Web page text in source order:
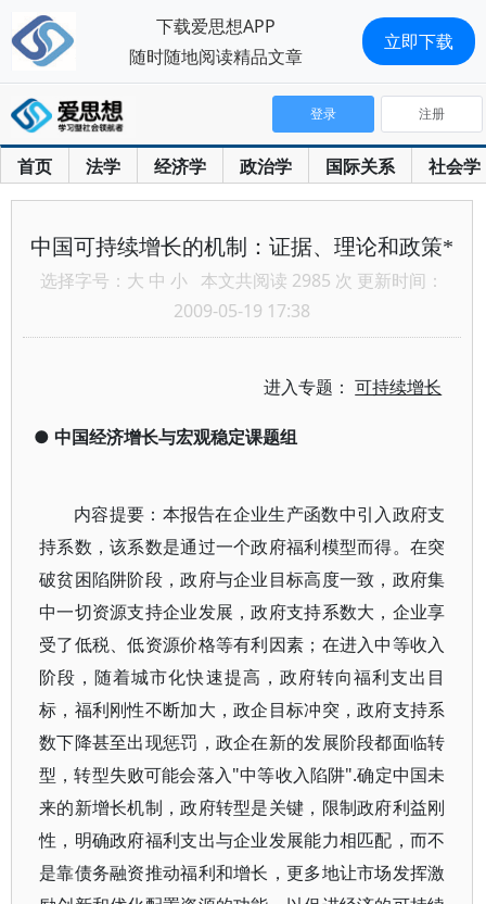
首页 法学 经济学 政治学 国际关系 社会学
登录 注册
中国可持续增长的机制：证据、理论和政策*
选择字号： 大 中 小 本文共阅读 2985 次 更新时间：
2009-05-19 17:38
进入专题：可持续增长
● 中国经济增长与宏观稳定课题组
内容提要：本报告在企业生产函数中引入政府支
持系数，该系数是通过一个政府福利模型而得。在突
破贫困陷阱阶段，政府与企业目标高度一致，政府集
中一切资源支持企业发展，政府支持系数大，企业享
受了低税、低资源价格等有利因素；在进入中等收入
阶段，随着城市化快速提高，政府转向福利支出目
标，福利刚性不断加大，政企目标冲突，政府支持系
数下降甚至出现惩罚，政企在新的发展阶段都面临转
型，转型失败可能会落入"中等收入陷阱".确定中国未
来的新增长机制，政府转型是关键，限制政府利益刚
性，明确政府福利支出与企业发展能力相匹配，而不
是靠债务融资推动福利和增长，更多地让市场发挥激
下载爱思想APP
随时随地阅读精品文章
立即下载